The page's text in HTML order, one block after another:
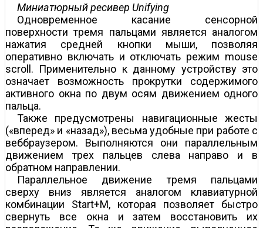
Миниатюрный ресивер Unifying
Одновременное касание сенсорной
поверхности тремя пальцами является аналогом
нажатия средней кнопки мыши, позволяя
оперативно включать и отключать режим mouse
scroll. Применительно к данному устройству это
означает возможность прокрутки содержимого
активного окна по двум осям движением одного
пальца.
Также предусмотрены навигационные жесты
(«вперед» и «назад»), весьма удобные при работе с
веб­браузером. Выполняются они параллельным
движением трех пальцев слева направо и в
обратном направлении.
Параллельное движение тремя пальцами
сверху вниз является аналогом клавиатурной
комбинации Start+M, которая позволяет быстро
свернуть все окна и затем восстановить их